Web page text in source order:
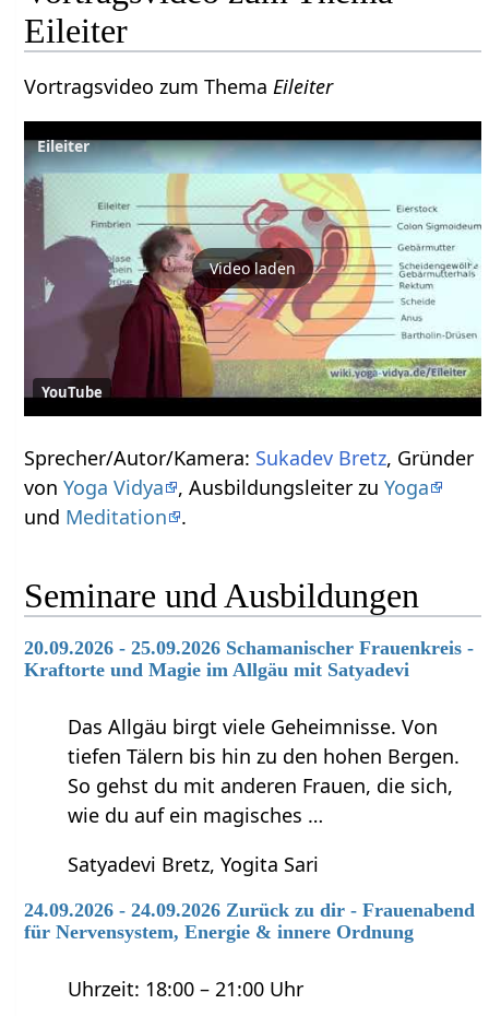
Eileiter
Vortragsvideo zum ThemaEileiter
Eileiter
Video laden
YouTube
Sprecher/Autor/Kamera: Sukadev Bretz, Gründer
vonYoga Vidya , Ausbildungsleiter zuYoga
und Meditation .
Seminare und Ausbildungen
20.09.2026 - 25.09.2026 Schamanischer Frauenkreis -
Kraftorte und Magie im Allgäu mit Satyadevi
Das Allgäu birgt viele Geheimnisse. Von
tiefen Tälern bis hin zu den hohen Bergen.
So gehst du mit anderen Frauen, die sich,
wie du auf ein magisches …
Satyadevi Bretz, Yogita Sari
24.09.2026 - 24.09.2026 Zurück zu dir - Frauenabend
für Nervensystem, Energie & innere Ordnung
Uhrzeit: 18:00 – 21:00 Uhr